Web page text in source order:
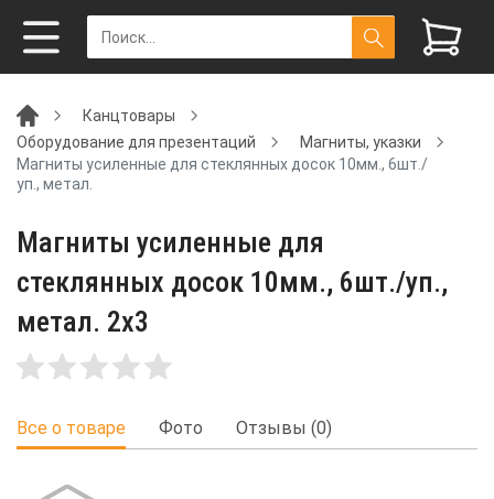
Канцтовары
Оборудование для презентаций
Магниты, указки
Магниты усиленные для стеклянных досок 10мм., 6шт./
уп., метал.
Магниты усиленные для
стеклянных досок 10мм., 6шт./уп.,
метал. 2x3
Все о товаре Фото Отзывы (0)